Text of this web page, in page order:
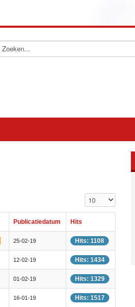
Toon #
Publicatiedatum Hits
25-02-19 Hits: 1108
12-02-19 Hits: 1434
01-02-19 Hits: 1329
16-01-19 Hits: 1517